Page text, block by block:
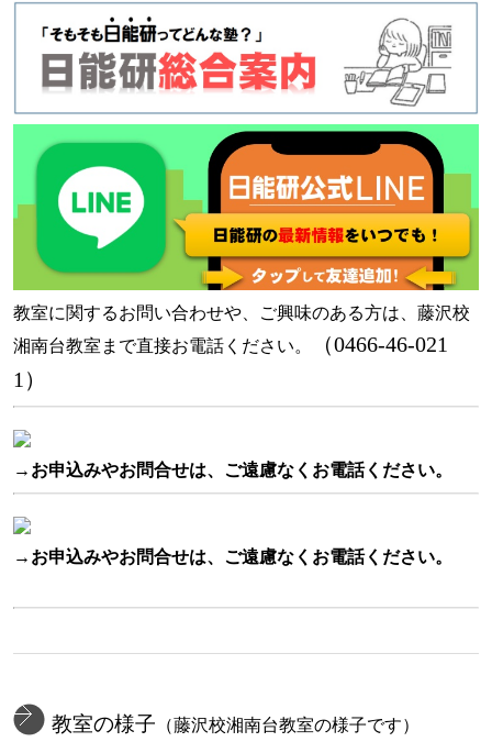
教室に関するお問い合わせや、ご興味のある方は、藤沢校
湘南台教室まで直接お電話ください。
（0466-46-021
1）
→ お申込みやお問合せは、ご遠慮なくお電話ください。
→お申込みやお問合せは、ご遠慮なくお電話ください。
教室の様子 （藤沢校湘南台教室の様子です）